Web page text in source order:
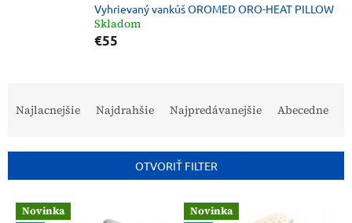
Vyhrievaný vankúš OROMED ORO-HEAT PILLOW
Skladom
€55
i
Najlacnejšie Najdrahšie Najpredávanejšie Abecedne
OTVORIŤ FILTER
V Novinka
Novinka